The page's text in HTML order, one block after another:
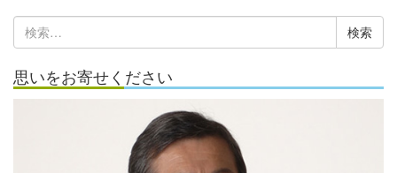
カ
索:
思いをお寄せください